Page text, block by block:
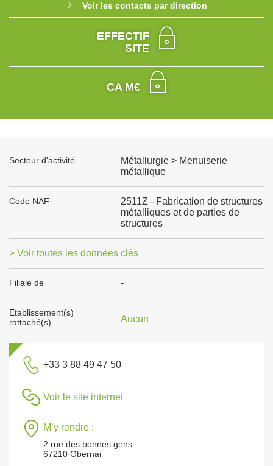
Voir les contacts par direction
EFFECTIF
SITE
CA M€
Secteur d'activité
Métallurgie > Menuiserie
métallique
Code NAF
2511Z - Fabrication de structures
métalliques et de parties de
structures
> Voir toutes les données clés
Filiale de -
Établissement(s)
rattaché(s)
Aucun
+33 3 88 49 47 50
Voir le site internet
M’y rendre :
2 rue des bonnes gens
67210 Obernai